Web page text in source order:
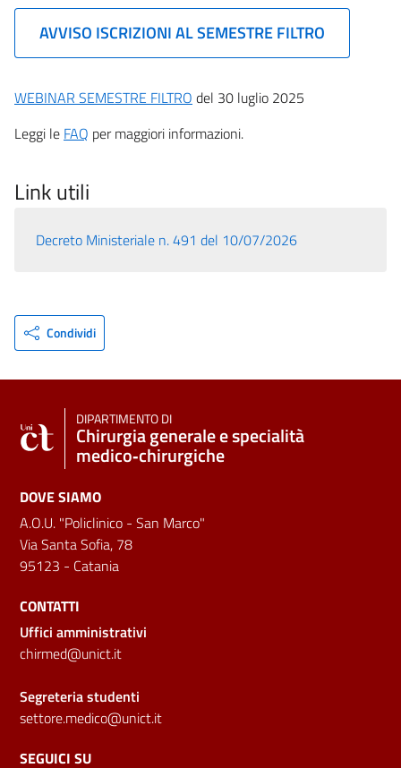
AVVISO ISCRIZIONI AL SEMESTRE FILTRO
WEBINAR SEMESTRE FILTRO del 30 luglio 2025
Leggi le FAQ per maggiori informazioni.
Link utili
Decreto Ministeriale n. 491 del 10/07/2026
Condividi
DIPARTIMENTO DI
Chirurgia generale e specialità
medico‑chirurgiche
DOVE SIAMO
A.O.U. "Policlinico - San Marco"
Via Santa Sofia, 78
95123 - Catania
CONTATTI
Uffici amministrativi
chirmed@unict.it
Segreteria studenti
settore.medico@unict.it
SEGUICI SU